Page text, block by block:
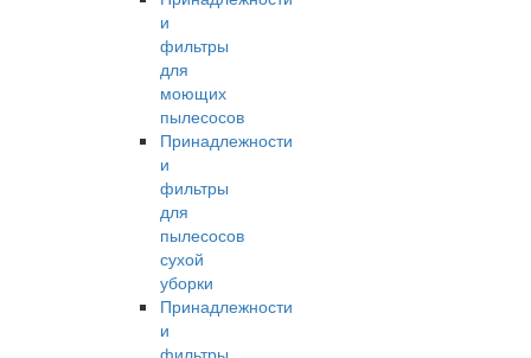
и
фильтры
для
моющих
пылесосов
Принадлежности
и
фильтры
для
пылесосов
сухой
уборки
Принадлежности
и